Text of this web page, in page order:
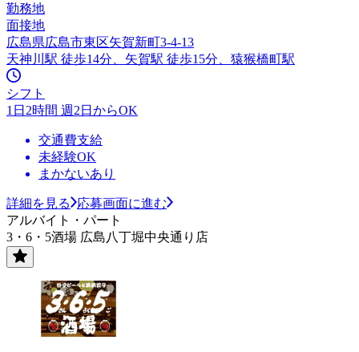
勤務地
面接地
広島県広島市東区矢賀新町3-4-13
天神川駅 徒歩14分、矢賀駅 徒歩15分、猿猴橋町駅
シフト
1日2時間 週2日からOK
交通費支給
未経験OK
まかないあり
詳細を見る
応募画面に進む
アルバイト・パート
3・6・5酒場 広島八丁堀中央通り店